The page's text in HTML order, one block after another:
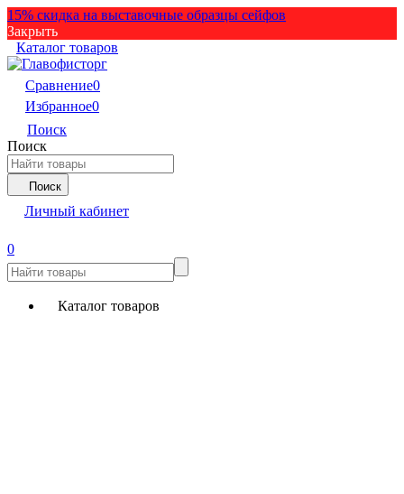
15% скидка на выставочные образцы сейфов
Закрыть
Каталог товаров
Сравнение0
Избранное0
Поиск
Поиск
Поиск
Личный кабинет
0
Каталог товаров